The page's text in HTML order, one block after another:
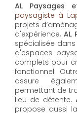
AL Paysages
paysagiste à
projets
d'expérience, AL
spécialisée
d'espaces
complets pour
fonctionnel.
assure
permettant de
lieu de détente.
propose aussi